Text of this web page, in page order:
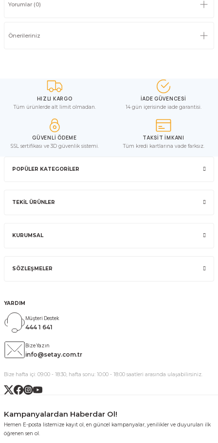
Yorumlar (0)
Önerileriniz
HIZLI KARGO
Tüm ürünlerde alt limit olmadan.
İADE GÜVENCESİ
14 gün içerisinde iade garantisi.
GÜVENLİ ÖDEME
SSL sertifikası ve 3D güvenlik sistemi.
TAKSİT İMKANI
Tüm kredi kartlarına vade farksız.
POPÜLER KATEGORİLER
TEKİL ÜRÜNLER
KURUMSAL
SÖZLEŞMELER
YARDIM
Müşteri Destek
444 1 641
Bize Yazın
info@setay.com.tr
Bize hafta içi: 09:00 - 18:30, hafta sonu: 10:00 - 18:00 saatleri arasında ulaşabilirsiniz.
Kampanyalardan Haberdar Ol!
Hemen E-posta listemize kayıt ol, en güncel kampanyalar, yenilikler ve duyuruları ilk
öğrenen sen ol.